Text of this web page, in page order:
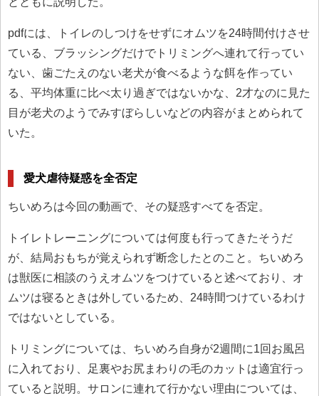
pdfには、トイレのしつけをせずにオムツを24時間付けさせ
ている、ブラッシングだけでトリミングへ連れて行ってい
ない、歯ごたえのない老犬が食べるような餌を作ってい
る、平均体重に比べ太り過ぎではないかな、2才なのに見た
目が老犬のようでみすぼらしいなどの内容がまとめられて
いた。
愛犬虐待疑惑を全否定
ちいめろは今回の動画で、その疑惑すべてを否定。
トイレトレーニングについては何度も行ってきたそうだ
が、結局おもちが覚えられず断念したとのこと。ちいめろ
は獣医に相談のうえオムツをつけていると述べており、オ
ムツは寝るときは外しているため、24時間つけているわけ
ではないとしている。
トリミングについては、ちいめろ自身が2週間に1回お風呂
に入れており、足裏やお尻まわりの毛のカットは適宜行っ
ていると説明。サロンに連れて行かない理由については、